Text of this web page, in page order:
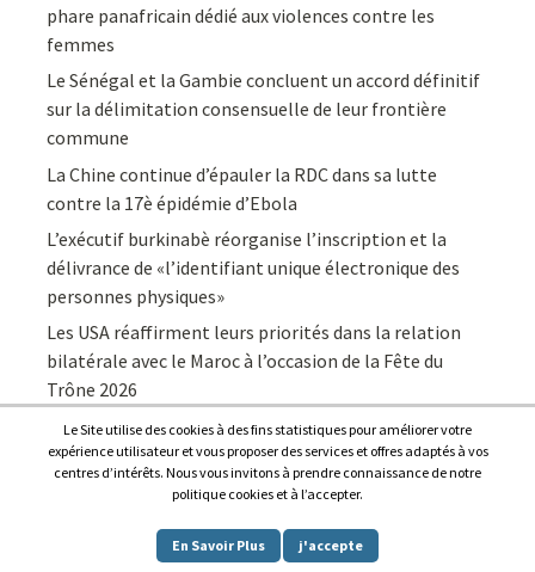
phare panafricain dédié aux violences contre les
femmes
Le Sénégal et la Gambie concluent un accord définitif
sur la délimitation consensuelle de leur frontière
commune
La Chine continue d’épauler la RDC dans sa lutte
contre la 17è épidémie d’Ebola
L’exécutif burkinabè réorganise l’inscription et la
délivrance de «l’identifiant unique électronique des
personnes physiques»
Les USA réaffirment leurs priorités dans la relation
bilatérale avec le Maroc à l’occasion de la Fête du
Trône 2026
Afrique7, l’info du continent en continu
Proudly powered by WordPress.| Theme: Awaken by
Le Site utilise des cookies à des fins statistiques pour améliorer votre
expérience utilisateur et vous proposer des services et offres adaptés à vos
centres d’intérêts. Nous vous invitons à prendre connaissance de notre
politique cookies et à l’accepter.
En Savoir Plus j'accepte